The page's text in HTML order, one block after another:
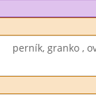
perník, granko ,